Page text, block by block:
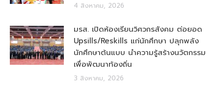
4 สิงหาคม, 2026
มรส. เปิดห้องเรียนวิศวกรสังคม ต่อยอด
Upsills/Reskills แก่นักศึกษา ปลุกพลัง
นักศึกษาต้นแบบ นำความรู้สร้างนวัตกรรม
เพื่อพัฒนาท้องถิ่น
3 สิงหาคม, 2026